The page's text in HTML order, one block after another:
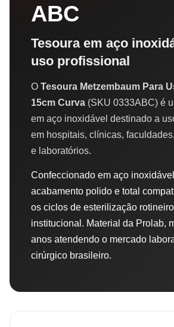
ABC
Tesoura em aço
uso profissional
O Tesoura Metzembaum Para
15cm Curva (SKU 0333ABC) é
em aço inoxidável destinado a
em hospitais, clínicas,
e laboratórios.
Confeccionado em aço
acabamento polido e total
os ciclos de esterilização
institucional. Material da Prolab,
anos atendendo o mercado
cirúrgico brasileiro.